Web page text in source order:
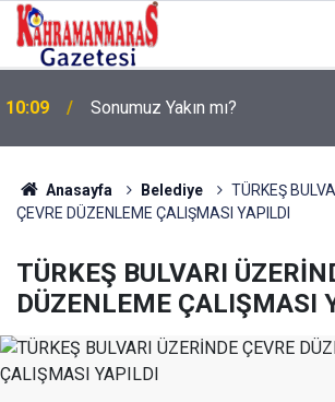
10:09 Sonumuz Yakın mı?
Anasayfa Belediye
TÜRKEŞ
ÇEVRE DÜZENLEME ÇALIŞMASI YAPILDI
TÜRKEŞ BULVARI
DÜZENLEME ÇALIŞMASI